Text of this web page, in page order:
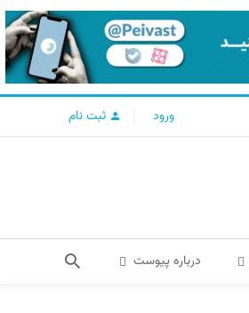
ورود ثبت نام
درباره پیوست